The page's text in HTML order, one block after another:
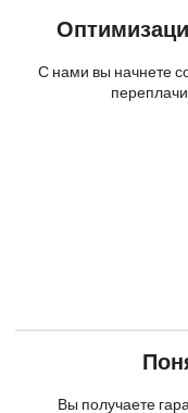
С нами вы начнете
Вы получаете